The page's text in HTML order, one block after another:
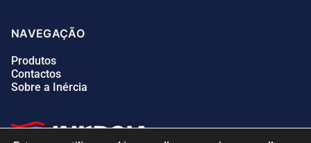
NAVEGAÇÃO
Produtos
Contactos
Sobre a Inércia